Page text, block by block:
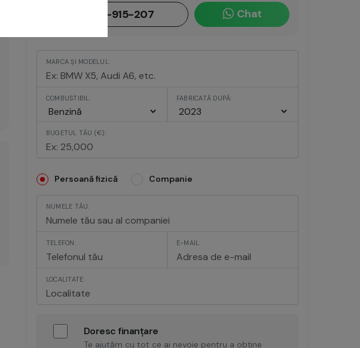
0725-915-207 Chat
MARCA ȘI MODELUL:
COMBUSTIBIL: FABRICATĂ DUPĂ:
BUGETUL TĂU (€):
Persoană fizică Companie
NUMELE TĂU:
TELEFON: E-MAIL:
LOCALITATE:
Doresc finanțare
Te ajutăm cu tot ce ai nevoie pentru a obține